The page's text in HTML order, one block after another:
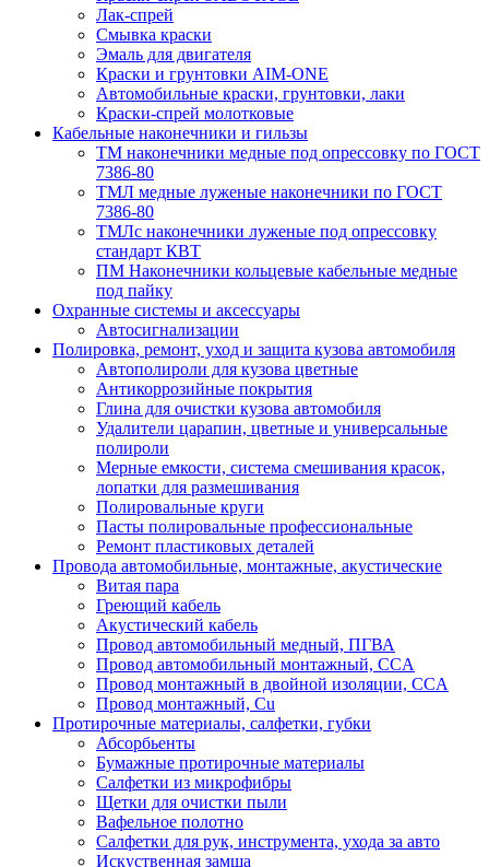
Лак-спрей
Смывка краски
Эмаль для двигателя
Краски и грунтовки AIM-ONE
Автомобильные краски, грунтовки, лаки
Краски-спрей молотковые
Кабельные наконечники и гильзы
ТМ наконечники медные под опрессовку по ГОСТ
7386-80
ТМЛ медные луженые наконечники по ГОСТ
7386-80
ТМЛс наконечники луженые под опрессовку
стандарт КВТ
ПМ Наконечники кольцевые кабельные медные
под пайку
Охранные системы и аксессуары
Автосигнализации
Полировка, ремонт, уход и защита кузова автомобиля
Автополироли для кузова цветные
Антикоррозийные покрытия
Глина для очистки кузова автомобиля
Удалители царапин, цветные и универсальные
полироли
Мерные емкости, система смешивания красок,
лопатки для размешивания
Полировальные круги
Пасты полировальные профессиональные
Ремонт пластиковых деталей
Провода автомобильные, монтажные, акустические
Витая пара
Греющий кабель
Акустический кабель
Провод автомобильный медный, ПГВА
Провод автомобильный монтажный, CCA
Провод монтажный в двойной изоляции, CCA
Провод монтажный, Cu
Протирочные материалы, салфетки, губки
Абсорбьенты
Бумажные протирочные материалы
Салфетки из микрофибры
Щетки для очистки пыли
Вафельное полотно
Салфетки для рук, инструмента, ухода за авто
Искуственная замша